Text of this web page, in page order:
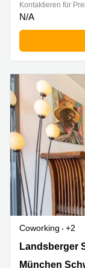
Kontaktieren für
N/A
Coworking
+2
Landsberger
Landsberger
München